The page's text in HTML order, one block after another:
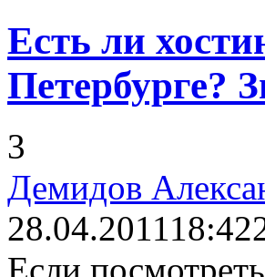
Есть ли
Петербурге?
3
Демидов
28.04.201118:42
Если